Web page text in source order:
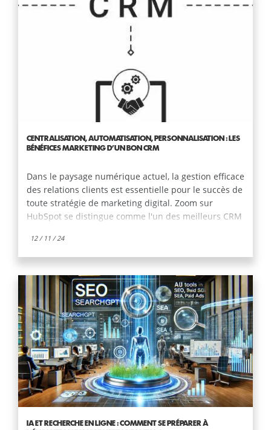
CENTRALISATION, AUTOMATISATION, PERSONNALISATION : LES
BÉNÉFICES MARKETING D’UN BON CRM
Dans le paysage numérique actuel, la gestion efficace
des relations clients est essentielle pour le succès de
toute stratégie de marketing digital. Zoom sur
HubSpot se distingue comme l'un des meilleurs CRM
12 / 11 / 24
IA ET RECHERCHE EN LIGNE : COMMENT SE PRÉPARER À